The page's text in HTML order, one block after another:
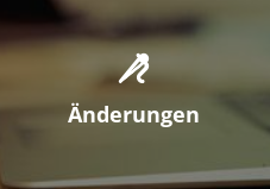
Änderungen